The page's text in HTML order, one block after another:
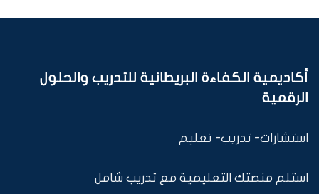
أكاديمية الكفاءة البريطانية للتدريب والحلول
الرقمية
استشارات- تدريب- تعليم
استلم منصتك التعليمية مع تدريب شامل